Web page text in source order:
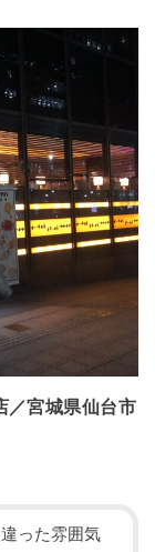
／宮城県仙台市
った雰囲気